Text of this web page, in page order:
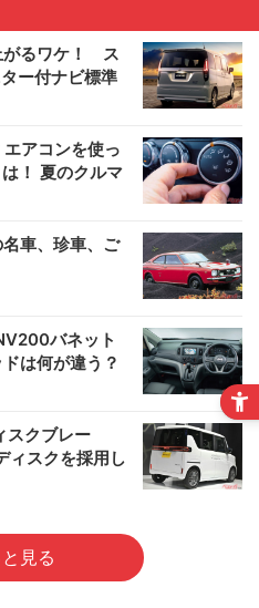
がるワケ！ ス
ー付ナビ標準
アコンを使っ
！ 夏のクルマ
名車、珍車、ご
バネット
は何が違う？
スクブレー
スクを採用し
見る